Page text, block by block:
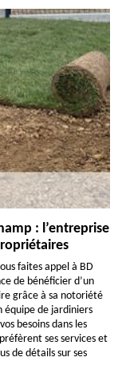
: l’entreprise
faites appel à BD
de bénéficier d’un
grâce à sa notoriété
équipe de jardiniers
besoins dans les
ses services et
de détails sur ses